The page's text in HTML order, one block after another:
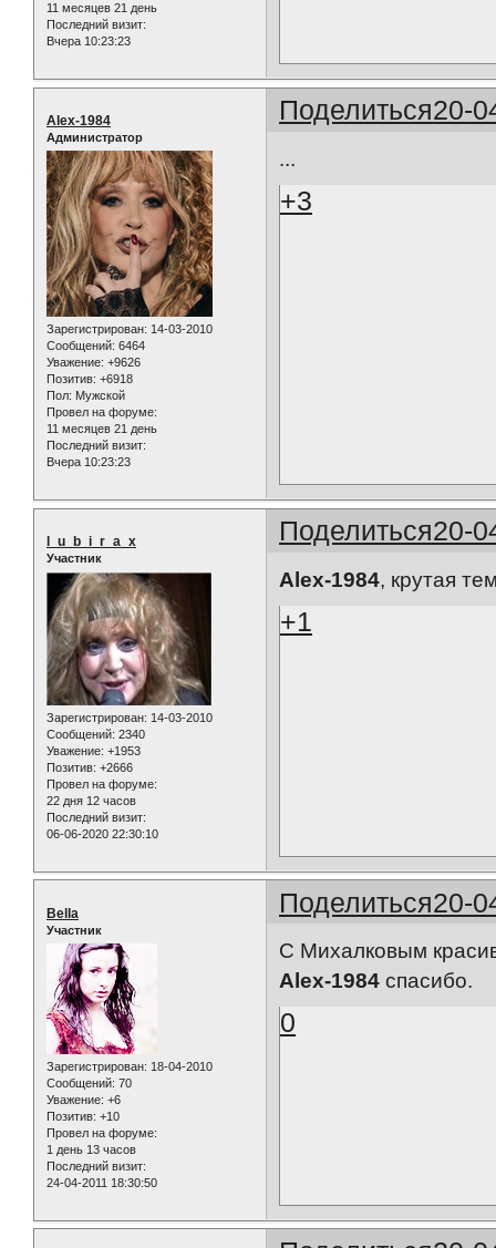
11 месяцев 21 день
Последний визит:
Вчера 10:23:23
Поделиться20-
Alex-1984
Администратор
Зарегистрирован: 14-03-2010
Сообщений: 6464
Уважение: +9626
Позитив: +6918
Пол: Мужской
Провел на форуме:
11 месяцев 21 день
Последний визит:
Вчера 10:23:23
...
+3
Поделиться20-
l_u_b_i_r_a_x
Участник
Зарегистрирован: 14-03-2010
Сообщений: 2340
Уважение: +1953
Позитив: +2666
Провел на форуме:
22 дня 12 часов
Последний визит:
06-06-2020 22:30:10
Alex-1984, крутая
+1
Поделиться20-
Bella
Участник
Зарегистрирован: 18-04-2010
Сообщений: 70
Уважение: +6
Позитив: +10
Провел на форуме:
1 день 13 часов
Последний визит:
24-04-2011 18:30:50
С Михалковым
Alex-1984 спасибо.
0